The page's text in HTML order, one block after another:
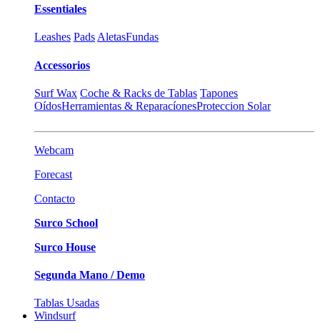
Essentiales
Leashes Pads AletasFundas
Accessorios
Surf Wax Coche & Racks de Tablas Tapones
OídosHerramientas & ReparacíonesProteccion Solar
Webcam
Forecast
Contacto
Surco School
Surco House
Segunda Mano / Demo
Tablas Usadas
Windsurf